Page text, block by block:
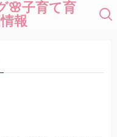
🌸子育て育
報